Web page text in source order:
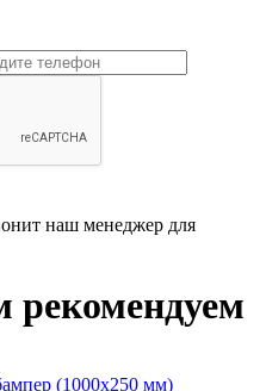
наш менеджер для
рекомендуем